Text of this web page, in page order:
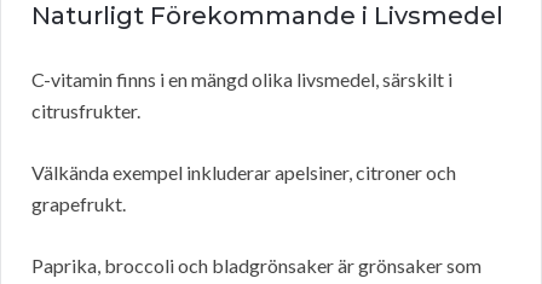
Naturligt Förekommande i Livsmedel
C-vitamin finns i en mängd olika livsmedel, särskilt i
citrusfrukter.
Välkända exempel inkluderar apelsiner, citroner och
grapefrukt.
Paprika, broccoli och bladgrönsaker är grönsaker som